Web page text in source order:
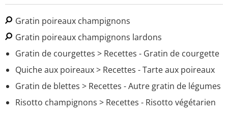
Gratin poireaux champignons
Gratin poireaux champignons lardons
Gratin de courgettes > Recettes - Gratin de courgette
Quiche aux poireaux> Recettes - Tarte aux poireaux
Gratin de blettes > Recettes - Autre gratin de légumes
Risotto champignons > Recettes - Risotto végétarien